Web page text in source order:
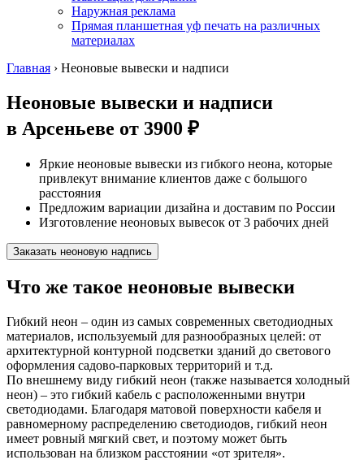
Наружная реклама
Прямая планшетная уф печать на различных
материалах
Главная › Неоновые вывески и надписи
Неоновые вывески и надписи
в Арсеньеве от 3900 ₽
Яркие неоновые вывески из гибкого неона, которые
привлекут внимание клиентов даже с большого
расстояния
Предложим вариации дизайна и доставим по России
Изготовление неоновых вывесок от 3 рабочих дней
Заказать неоновую надпись
Что же такое неоновые вывески
Гибкий неон – один из самых современных светодиодных
материалов, используемый для разнообразных целей: от
архитектурной контурной подсветки зданий до светового
оформления садово-парковых территорий и т.д.
По внешнему виду гибкий неон (также называется холодный
неон) – это гибкий кабель с расположенными внутри
светодиодами. Благодаря матовой поверхности кабеля и
равномерному распределению светодиодов, гибкий неон
имеет ровный мягкий свет, и поэтому может быть
использован на близком расстоянии «от зрителя».